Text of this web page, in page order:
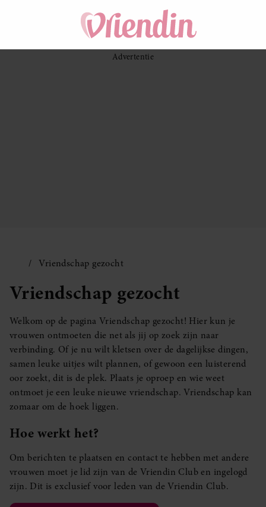
Vriendschap gezocht
Vriendschap gezocht
Welkom op de pagina Vriendschap gezocht! Hier kun je
vrouwen ontmoeten die net als jij op zoek zijn naar
verbinding. Of je nu wilt kletsen over de dagelijkse dingen,
samen leuke uitjes wilt plannen, of gewoon een luisterend
oor zoekt, dit is de plek. Plaats je oproep en wie weet
ontmoet je een leuke nieuwe vriendschap. Vriendschap kan
zomaar om de hoek liggen.
Hoe werkt het?
Om berichten te plaatsen en contact te hebben met andere
vrouwen moet je lid zijn van de Vriendin Club en ingelogd
zijn. Dit is exclusief voor leden van de Vriendin Club.